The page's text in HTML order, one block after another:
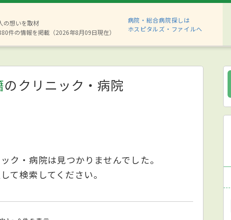
の想いを取材
件の情報を掲載（2026年8月09日現在）
病院・総合病院探しは
ホスピタルズ・ファイルへ
のクリニック・病院
ク・病院は見つかりませんでした。
て検索してください。